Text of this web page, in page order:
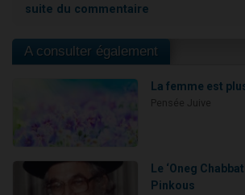
suite du commentaire
A consulter également
La femme est
Le ‘Oneg
Pinkous